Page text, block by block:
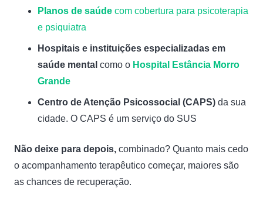
Planos de saúde com cobertura para psicoterapia
e psiquiatra
Hospitais e instituições especializadas em
saúde mental como o Hospital Estância Morro
Grande
Centro de Atenção Psicossocial (CAPS) da sua
cidade. O CAPS é um serviço do SUS
Não deixe para depois, combinado? Quanto mais cedo
o acompanhamento terapêutico começar, maiores são
as chances de recuperação.